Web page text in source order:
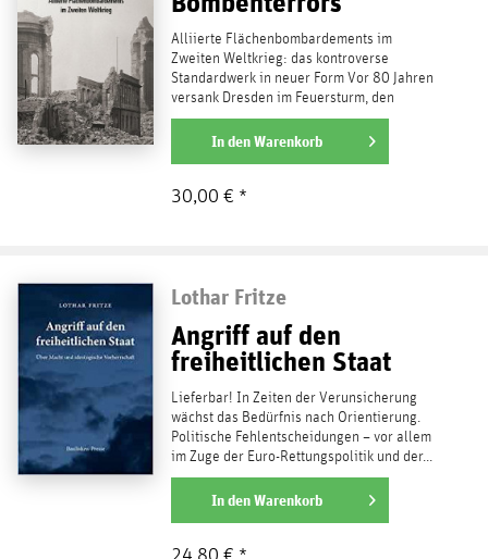
Alliierte Flächenbombardements im
Zweiten Weltkrieg: das kontroverse
Standardwerk in neuer Form Vor 80 Jahren
versank Dresden im Feuersturm, den
insgesamt vier...
weiterlesen
In denWarenkorb
30,00 € *
Lothar Fritze
Angriff auf den
freiheitlichen Staat
Lieferbar! In Zeiten der Verunsicherung
wächst das Bedürfnis nach Orientierung.
Politische Fehlentscheidungen – vor allem
im Zuge der Euro-Rettungspolitik und der...
weiterlesen
In denWarenkorb